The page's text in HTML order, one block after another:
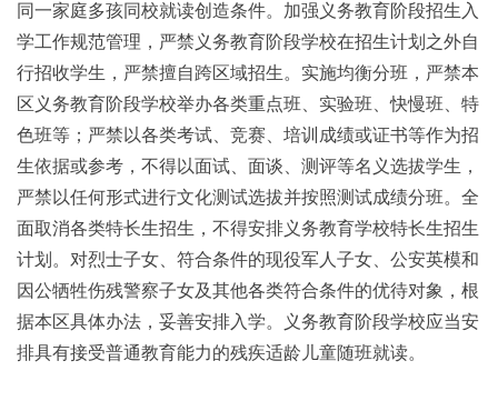
同一家庭多孩同校就读创造条件。加强义务教育阶段招生入
学工作规范管理，严禁义务教育阶段学校在招生计划之外自
行招收学生，严禁擅自跨区域招生。实施均衡分班，严禁本
区义务教育阶段学校举办各类重点班、实验班、快慢班、特
色班等；严禁以各类考试、竞赛、培训成绩或证书等作为招
生依据或参考，不得以面试、面谈、测评等名义选拔学生，
严禁以任何形式进行文化测试选拔并按照测试成绩分班。全
面取消各类特长生招生，不得安排义务教育学校特长生招生
计划。对烈士子女、符合条件的现役军人子女、公安英模和
因公牺牲伤残警察子女及其他各类符合条件的优待对象，根
据本区具体办法，妥善安排入学。义务教育阶段学校应当安
排具有接受普通教育能力的残疾适龄儿童随班就读。